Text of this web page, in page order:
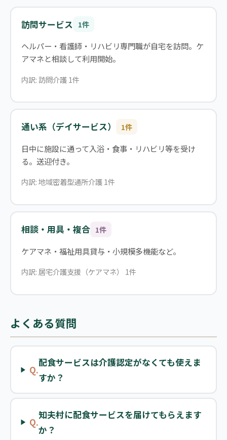
訪問サービス 1件
ヘルパー・看護師・リハビリ専門職が自宅を訪問。ケ
アマネと相談して利用開始。
内訳: 訪問介護 1件
通い系（デイサービス） 1件
日中に施設に通って入浴・食事・リハビリ等を受け
る。送迎付き。
内訳: 地域密着型通所介護 1件
相談・用具・複合 1件
ケアマネ・福祉用具貸与・小規模多機能など。
内訳: 居宅介護支援（ケアマネ） 1件
よくある質問
Q.
配食サービスは介護認定がなくても使えま
すか？
Q.
知夫村に配食サービスを届けてもらえます
か？